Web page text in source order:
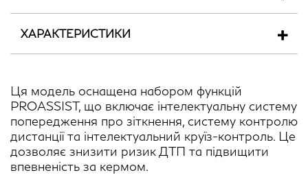
ХАРАКТЕРИСТИКИ
Ця модель оснащена набором функцій
PROASSIST, що включає інтелектуальну систему
попередження про зіткнення, систему контролю
дистанції та інтелектуальний круїз-контроль. Це
дозволяє знизити ризик ДТП та підвищити
впевненість за кермом.